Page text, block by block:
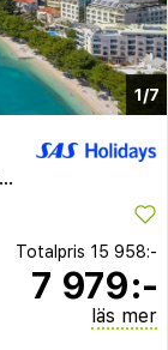
1/7
Totalpris 15 958:-
7 979:-
läs mer